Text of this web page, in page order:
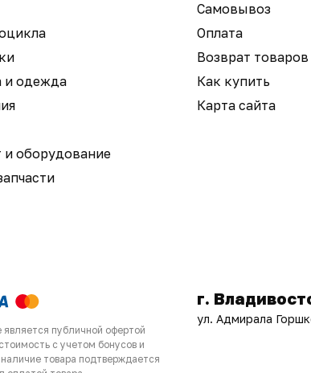
и оборудование
и одежда
Самовывоз
Возврат товаров
Оплата
Как купить
Карта сайта
г.
ул. Адмирала
публичной офертой
с учетом бонусов и
товара подтверждается